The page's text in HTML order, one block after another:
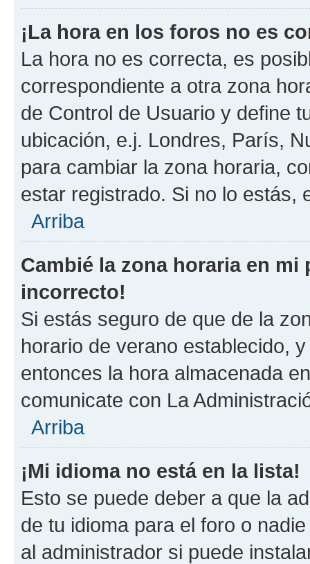
¡La hora en los foros no es
La hora no es correcta, es
correspondiente a otra zona
de Control de Usuario y define
ubicación, e.j. Londres, París,
para cambiar la zona horaria,
estar registrado. Si no lo estás,
Arriba
Cambié la zona horaria en
incorrecto!
Si estás seguro de que de la
horario de verano establecido,
entonces la hora almacenada
comunicate con La
Arriba
¡Mi idioma no está en la lista!
Esto se puede deber a que la
de tu idioma para el foro o
al administrador si puede